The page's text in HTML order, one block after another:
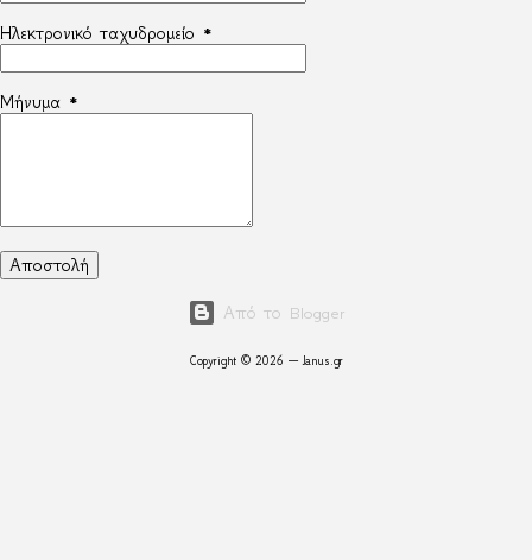
Ηλεκτρονικό ταχυδρομείο *
Μήνυμα *
Από το Blogger
Copyright © 2026 — Janus.gr